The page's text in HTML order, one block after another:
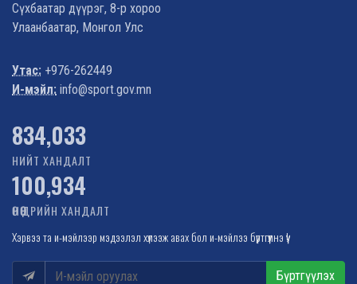
Сүхбаатар дүүрэг, 8-р хороо
Улаанбаатар, Монгол Улс
Утас: +976-262449
И-мэйл: info@sport.gov.mn
1,022,363
НИЙТ ХАНДАЛТ
100,934
ӨНӨӨДРИЙН ХАНДАЛТ
Хэрвээ та и-мэйлээр мэдээлэл хүлээж авах бол и-мэйлээ бүртгүүлнэ үү!
Бүртгүүлэх